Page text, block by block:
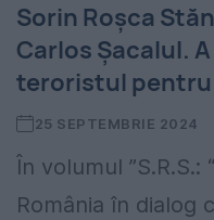
Sorin Roșca
Carlos Șacalul.
teroristul pentru
25 SEPTEMBRIE 2024
În volumul ”S.R.S.:
România în dialog